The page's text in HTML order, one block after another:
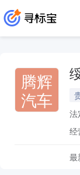
腾辉
汽车
法
经
最